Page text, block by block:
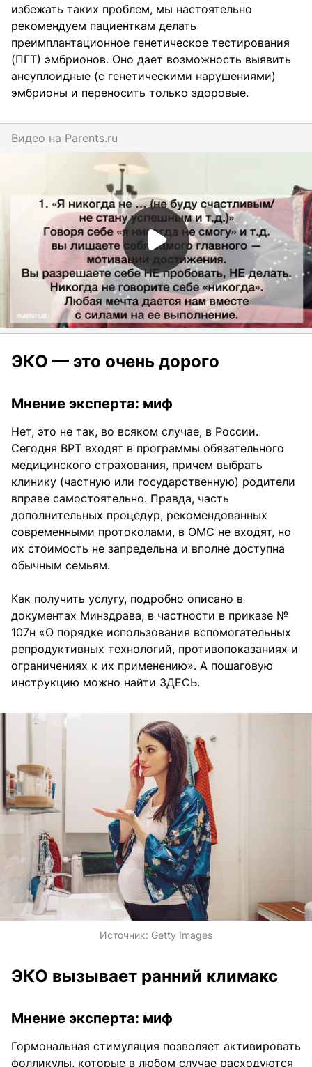
избежать таких проблем, мы настоятельно
рекомендуем пациенткам делать
преимплантационное генетическое тестирования
(ПГТ) эмбрионов. Оно дает возможность выявить
анеуплоидные (с генетическими нарушениями)
эмбрионы и переносить только здоровые.
Видео на parents.ru
ЭКО — это очень дорого
Мнение эксперта: миф
Нет, это не так, во всяком случае, в России.
Сегодня ВРТ входят в программы обязательного
медицинского страхования, причем выбрать
клинику (частную или государственную) родители
вправе самостоятельно. Правда, часть
дополнительных процедур, рекомендованных
современными протоколами, в ОМС не входят, но
их стоимость не запредельна и вполне доступна
обычным семьям.
Как получить услугу, подробно описано в
документах Минздрава, в частности в приказе №
107н «О порядке использования вспомогательных
репродуктивных технологий, противопоказаниях и
ограничениях к их применению». А пошаговую
инструкцию можно найти ЗДЕСЬ.
Источник: Getty Images
ЭКО вызывает ранний климакс
Мнение эксперта: миф
Гормональная стимуляция позволяет активировать
фолликулы, которые в любом случае расходуются